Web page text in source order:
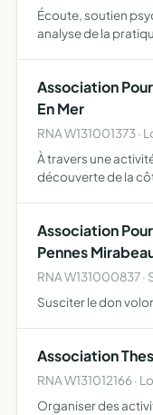
Écoute, soutien
analyse de la
enfants) ou gro…
Association
En Mer
RNA W131001373 ·
À travers une
découverte de la
Pennes-Mir…
Association
Pennes
RNA W131000837 ·
Susciter le don
Association
RNA W131012166 ·
Organiser des